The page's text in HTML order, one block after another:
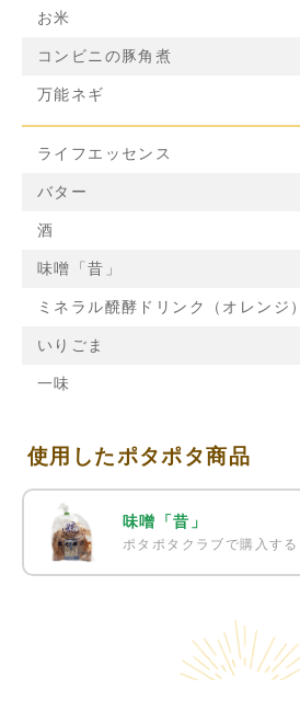
お米
コンビニの豚角煮
万能ネギ
ライフエッセンス
バター
酒
味噌「昔」
ミネラル醗酵ドリンク（オレンジ）
いりごま
一味
使用したポタポタ商品
味噌「昔」
ポタポタクラブで購入する